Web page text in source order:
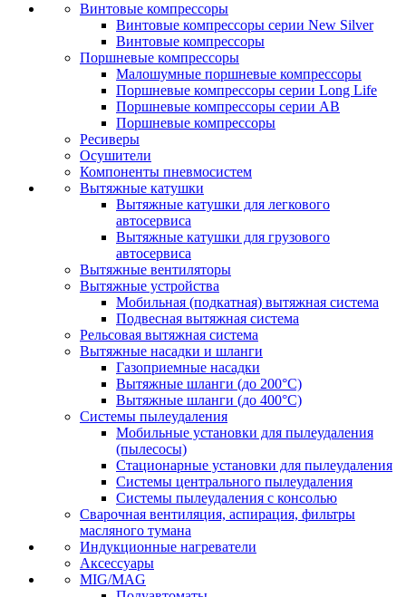
Винтовые компрессоры
Винтовые компрессоры серии New Silver
Винтовые компрессоры
Поршневые компрессоры
Малошумные поршневые компрессоры
Поршневые компрессоры серии Long Life
Поршневые компрессоры серии AB
Поршневые компрессоры
Ресиверы
Осушители
Компоненты пневмосистем
Вытяжные катушки
Вытяжные катушки для легкового
автосервиса
Вытяжные катушки для грузового
автосервиса
Вытяжные вентиляторы
Вытяжные устройства
Мобильная (подкатная) вытяжная система
Подвесная вытяжная система
Рельсовая вытяжная система
Вытяжные насадки и шланги
Газоприемные насадки
Вытяжные шланги (до 200°C)
Вытяжные шланги (до 400°C)
Системы пылеудаления
Мобильные установки для пылеудаления
(пылесосы)
Стационарные установки для пылеудаления
Системы центрального пылеудаления
Системы пылеудаления с консолью
Сварочная вентиляция, аспирация, фильтры
масляного тумана
Индукционные нагреватели
Аксессуары
MIG/MAG